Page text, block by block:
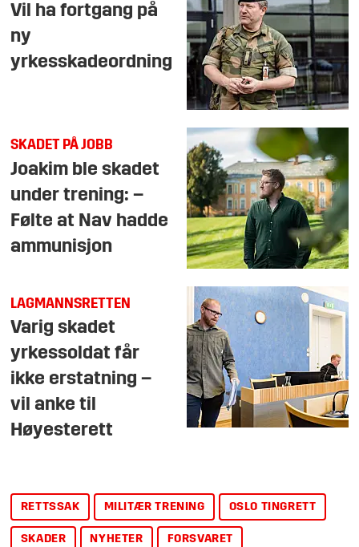
Vil ha fortgang på
ny
yrkesskadeordning
SKADET PÅ JOBB
Joakim ble skadet
under trening: –
Følte at Nav hadde
ammunisjon
LAGMANNSRETTEN
Varig skadet
yrkessoldat får
ikke erstatning –
vil anke til
Høyesterett
RETTSSAK MILITÆR TRENING OSLO TINGRETT
SKADER NYHETER FORSVARET